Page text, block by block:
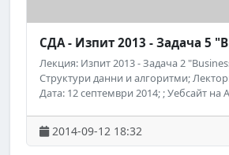
СДА - Изпит 2013 - Задача 5
Лекция: Изпит 2013 - Задача 2
Структури данни и алгоритми;
Дата: 12 септември 2014; ; Уебсайт на
предстоящи безплатни обучения на
Телерик във Facebook:
2014-09-12 18:32